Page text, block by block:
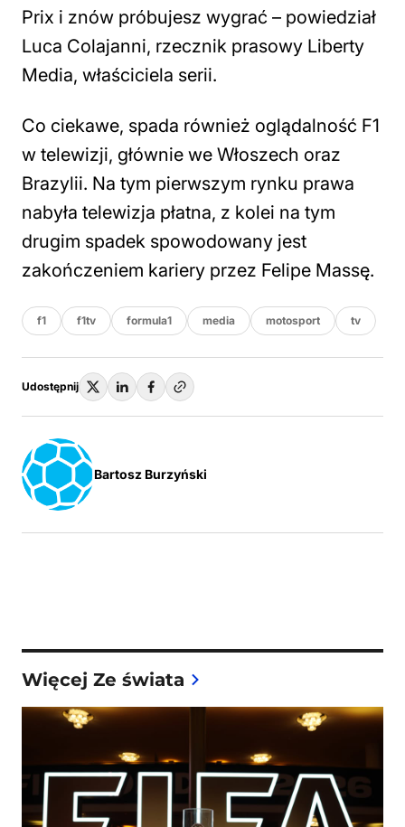
Prix i znów próbujesz wygrać – powiedział
Luca Colajanni, rzecznik prasowy Liberty
Media, właściciela serii.
Co ciekawe, spada również oglądalność F1
w telewizji, głównie we Włoszech oraz
Brazylii. Na tym pierwszym rynku prawa
nabyła telewizja płatna, z kolei na tym
drugim spadek spowodowany jest
zakończeniem kariery przez Felipe Massę.
f1 f1tv formula1 media motosport tv
Udostępnij
Bartosz Burzyński
Więcej Ze świata